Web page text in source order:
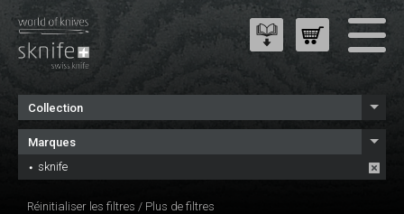
Collection
Marques
sknife
Réinitialiser les filtres / Plus de filtres